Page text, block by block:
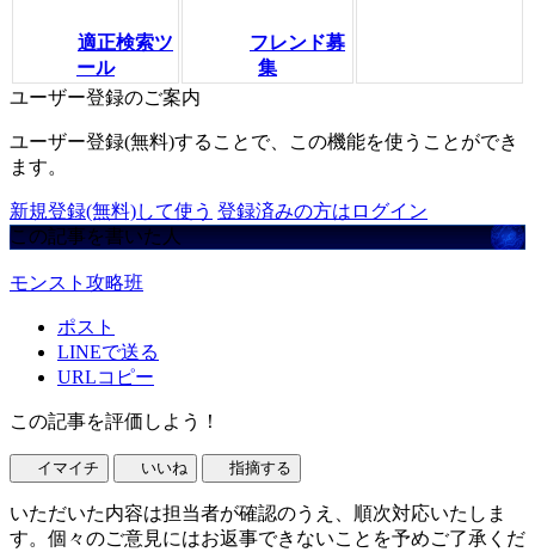
適正検索ツ
ール
フレンド募
集
ユーザー登録のご案内
ユーザー登録(無料)することで、この機能を使うことができ
ます。
新規登録(無料)して使う 登録済みの方はログイン
この記事を書いた人
モンスト攻略班
ポスト
LINEで送る
URLコピー
この記事を評価しよう！
イマイチ いいね 指摘する
いただいた内容は担当者が確認のうえ、順次対応いたしま
す。個々のご意見にはお返事できないことを予めご了承くだ